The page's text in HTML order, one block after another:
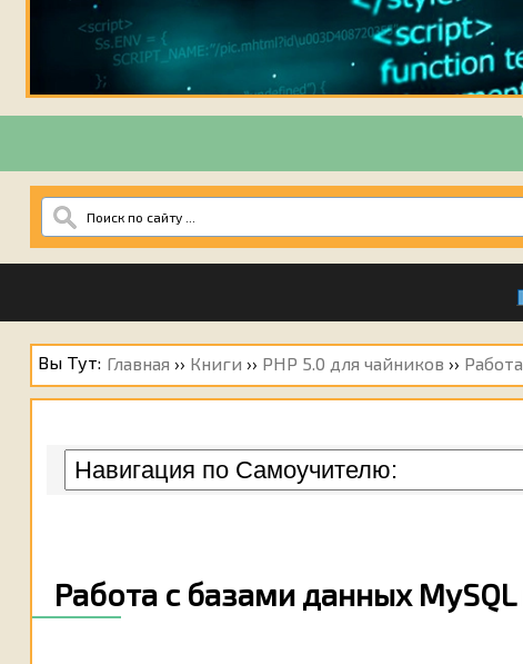
Вы Тут: Главная ›› Книги ›› PHP 5.0 для чайников ››
Работа с базами данных MySQL